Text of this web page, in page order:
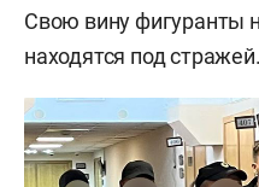
Свою вину фигуранты
находятся под стражей.